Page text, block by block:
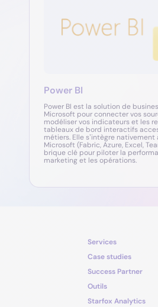
Power BI
Power BI est la solution de
Microsoft pour connecter vos
modéliser vos indicateurs et les
tableaux de bord interactifs
métiers. Elle s’intègre nativement
Microsoft (Fabric, Azure, Excel,
brique clé pour piloter la
marketing et les opérations.
Services
Case studies
Success Partner
Outils
Starfox Analytics